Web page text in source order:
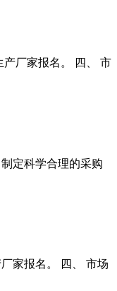
产厂家报名。 四、 市
定科学合理的采购
家报名。 四、 市场